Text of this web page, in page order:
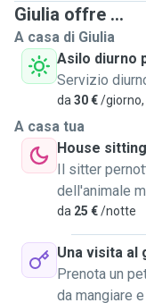
campo dietro casa.
abituata a
non ho mai avuto
spostarmi avendo
sitting. Offro i
casa vostra per
pernottamento. Per
contattarmi! Non
peloso! Grazie mille,
Giulia offre ...
A casa di Giulia
Asilo diurno
Servizio
da 30 €/giorno,
A casa tua
House sitting
Il sitter
dell'animale
da 25 €/notte
Una visita al
Prenota un
da mangiare